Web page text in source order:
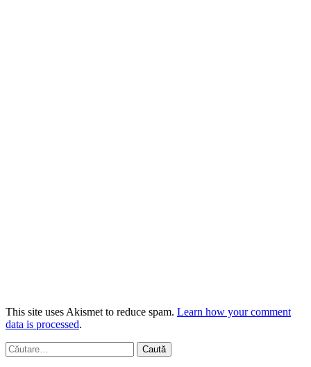
This site uses Akismet to reduce spam. Learn how your comment
data is processed.
Caută
după: